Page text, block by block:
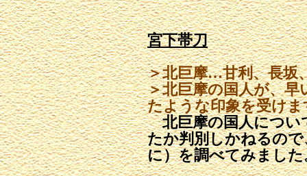
宮下帯刀
＞北巨摩…甘利、長坂
＞北巨摩の国人が、早
たような印象を受けま
北巨摩の国人につい
たか判別しかねるの
に）を調べてみました